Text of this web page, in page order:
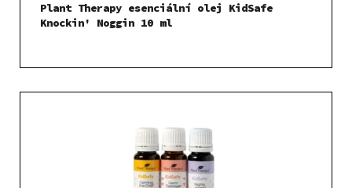
Plant Therapy esenciální olej KidSafe
Knockin' Noggin 10 ml